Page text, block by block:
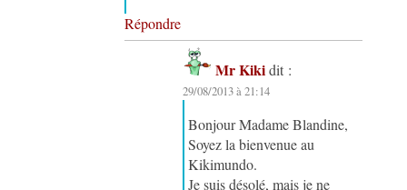
Répondre
Mr Kiki dit :
29/08/2013 à 21:14
Bonjour Madame Blandine,
Soyez la bienvenue au
Kikimundo.
Je suis désolé, mais je ne